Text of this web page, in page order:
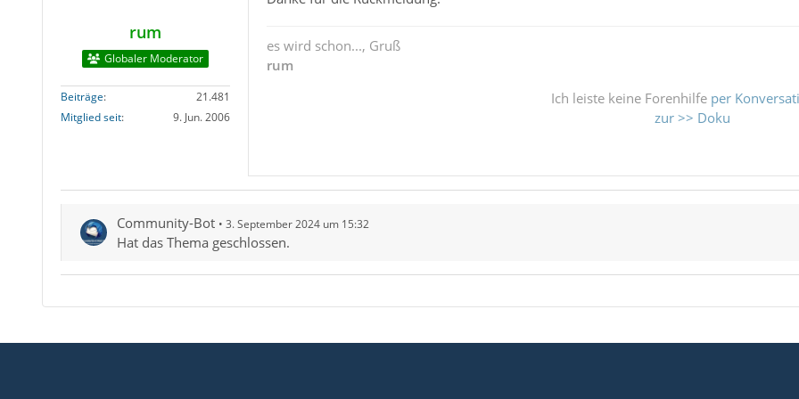
rum
Globaler Moderator
Beiträge
21.481
Mitglied seit
9. Jun. 2006
es wird schon..., Gruß
rum
Ich leiste keine Forenhilfe per
zur >> Doku
Community-Bot 3. September 2024 um 15:32
Hat das Thema geschlossen.